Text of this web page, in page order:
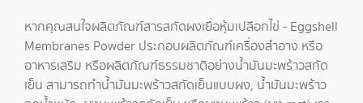
หากคุณสนใจผลิตภัณฑ์สารสกัดผงเยื่อหุ้มเปลือกไข่ - Eggshell
Membranes Powder ประกอบผลิตภัณฑ์เครื่องสำอาง หรือ
อาหารเสริม หรือผลิตภัณฑ์ธรรมชาติอย่างน้ำมันมะพร้าวสกัด
เย็น สามารถทำน้ำมันมะพร้าวสกัดเย็นแบบผง, น้ำมันมะพร้าว